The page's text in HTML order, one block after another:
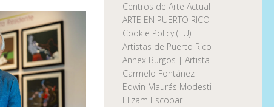
Centros de Arte Actual
ARTE EN PUERTO RICO
Cookie Policy (EU)
Artistas de Puerto Rico
Annex Burgos | Artista
Carmelo Fontánez
Edwin Maurás Modesti
Elizam Escobar